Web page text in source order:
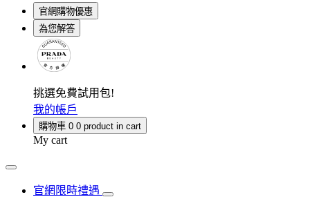
官網購物優惠
為您解答
挑選免費試用包!
我的帳戶
購物車 0 0 product in cart
My cart
官網限時禮遇